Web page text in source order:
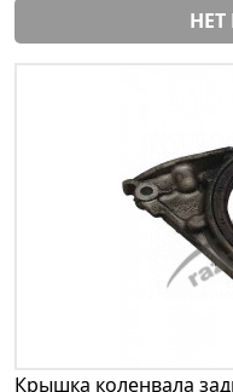
Крышка коленвала